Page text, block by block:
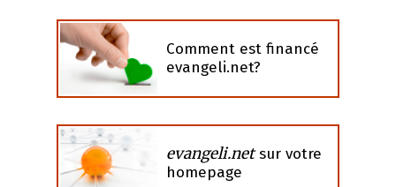
Comment est financé
evangeli.net?
evangeli.netsur votre
homepage